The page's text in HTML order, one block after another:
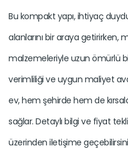
Bu kompakt yapı, ihtiyaç
alanlarını bir araya getirirken,
malzemeleriyle uzun ömürlü
verimliliği ve uygun maliyet
ev, hem şehirde hem de
sağlar. Detaylı bilgi ve fiyat
üzerinden iletişime